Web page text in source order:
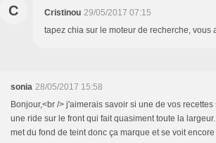
C Cristinou 29/05/2017 07:15
tapez chia sur le moteur de recherche, vous
sonia 28/05/2017 15:58
Bonjour,<br /> j'aimerais savoir si une de vos
une ride sur le front qui fait quasiment toute la
met du fond de teint donc ça marque et se voit